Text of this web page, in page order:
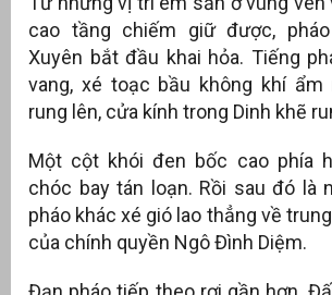
cao tầng chiếm giữ được,
Xuyên bắt đầu khai hỏa. Tiếng
vang, xé toạc bầu không khí ẩm
rung lên, cửa kính trong Dinh khẽ
Một cột khói đen bốc cao phía
chóc bay tán loạn. Rồi sau đó là
pháo khác xé gió lao thẳng về
của chính quyền Ngô Đình Diệm.